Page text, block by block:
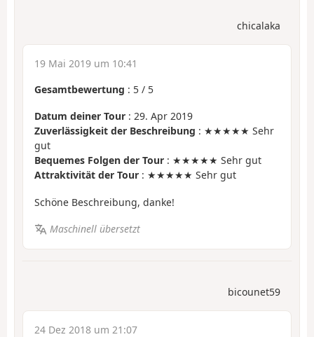
chicalaka
19 Mai 2019 um 10:41
Gesamtbewertung : 5 / 5
Datum deiner Tour : 29. Apr 2019
Zuverlässigkeit der Beschreibung : ★★★★★ Sehr
gut
Bequemes Folgen der Tour : ★★★★★ Sehr gut
Attraktivität der Tour : ★★★★★ Sehr gut
Schöne Beschreibung, danke!
Maschinell übersetzt
bicounet59
24 Dez 2018 um 21:07